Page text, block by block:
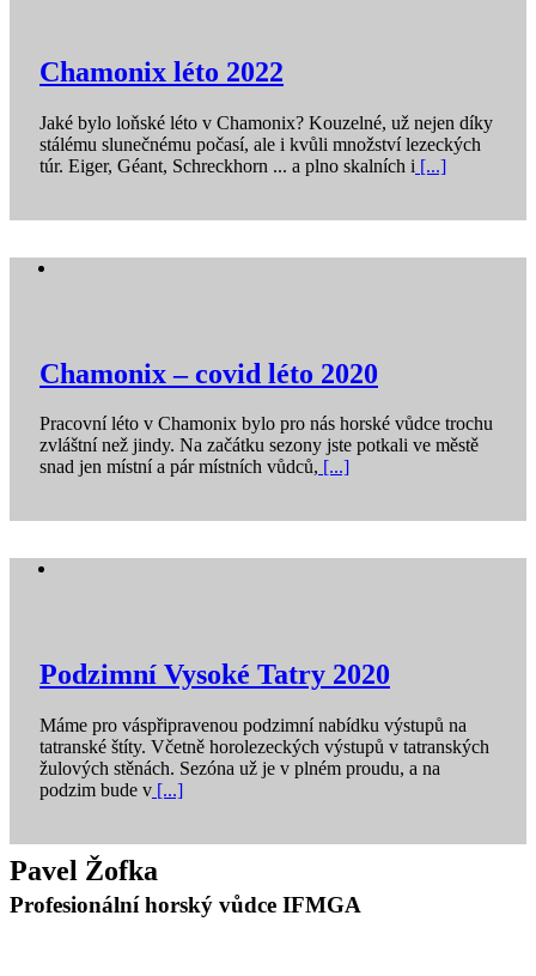
Chamonix léto 2022
Jaké bylo loňské léto v Chamonix? Kouzelné, už nejen díky
stálému slunečnému počasí, ale i kvůli množství lezeckých
túr. Eiger, Géant, Schreckhorn ... a plno skalních i [...]
Chamonix – covid léto 2020
Pracovní léto v Chamonix bylo pro nás horské vůdce trochu
zvláštní než jindy. Na začátku sezony jste potkali ve městě
snad jen místní a pár místních vůdců, [...]
Podzimní Vysoké Tatry 2020
Máme pro váspřipravenou podzimní nabídku výstupů na
tatranské štíty. Včetně horolezeckých výstupů v tatranských
žulových stěnách. Sezóna už je v plném proudu, a na
podzim bude v [...]
Pavel Žofka
Profesionální horský vůdce IFMGA